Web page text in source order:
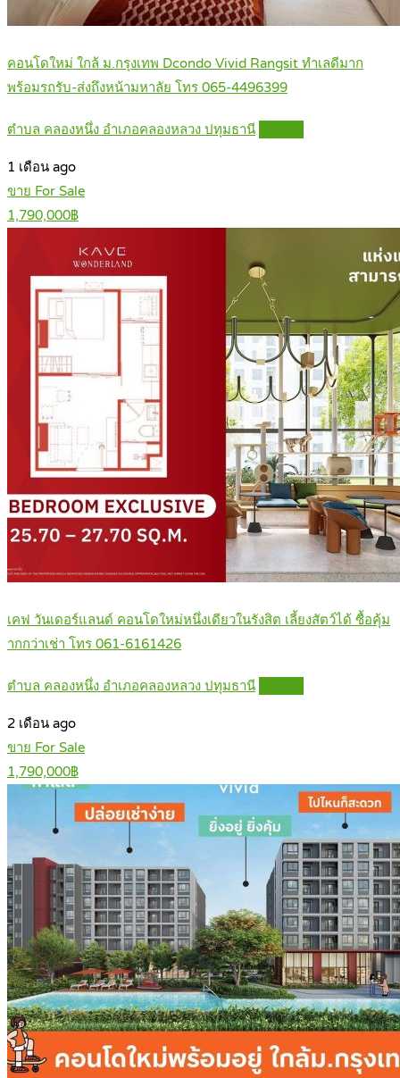
คอนโดใหม่ ใกล้ ม.กรุงเทพ Dcondo Vivid Rangsit ทำเลดีมาก
พร้อมรถรับ-ส่งถึงหน้ามหาลัย โทร 065-4496399
ตำบล คลองหนึ่ง อำเภอคลองหลวง ปทุมธานี
1 เดือน ago
ขาย For Sale
1,790,000฿
เคฟ วันเดอร์แลนด์ คอนโดใหม่หนึ่งเดียวในรังสิต เลี้ยงสัตว์ได้ ซื้อคุ้ม
ากกว่าเช่า โทร 061-6161426
ตำบล คลองหนึ่ง อำเภอคลองหลวง ปทุมธานี
2 เดือน ago
ขาย For Sale
1,790,000฿